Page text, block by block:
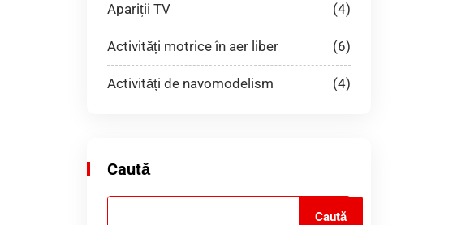
Apariții TV (4)
Activități motrice în aer liber (6)
Activități de navomodelism (4)
Caută
Caută